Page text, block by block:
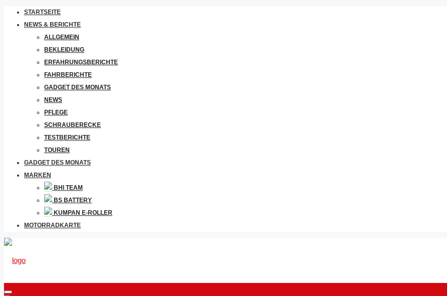
STARTSEITE
NEWS & BERICHTE
ALLGEMEIN
BEKLEIDUNG
ERFAHRUNGSBERICHTE
FAHRBERICHTE
GADGET DES MONATS
NEWS
PFLEGE
SCHRAUBERECKE
TESTBERICHTE
TOUREN
GADGET DES MONATS
MARKEN
BHI TEAM
BS BATTERY
KUMPAN E-ROLLER
MOTORRADKARTE